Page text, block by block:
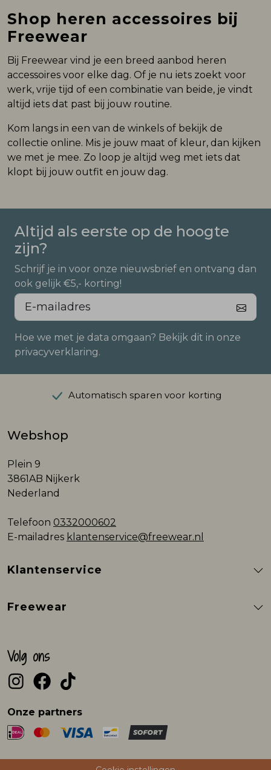
Shop heren accessoires bij
Freewear
Bij Freewear vind je een breed aanbod heren
accessoires voor elke dag. Of je nu iets zoekt voor
werk, vrije tijd of een combinatie van beide, je vindt
altijd iets dat past bij jouw routine.
Kom langs in een van de winkels of bekijk de
collectie online. Mis je jouw maat of kleur, dan kijken
we met je mee. Zo loop je altijd weg met iets dat
klopt bij jouw outfit en jouw dag.
Altijd als eerste op de hoogte
zijn?
Schrijf je in voor onze nieuwsbrief en ontvang dan
ook gelijk €5,- korting!
Hoe we met je data omgaan? Bekijk dit in onze
privacyverklaring.
Automatisch sparen voor korting
Webshop
Plein 9
3861AB Nijkerk
Nederland
Telefoon 0332000602
E-mailadres klantenservice@freewear.nl
Klantenservice
Freewear
Volg ons
Onze partners